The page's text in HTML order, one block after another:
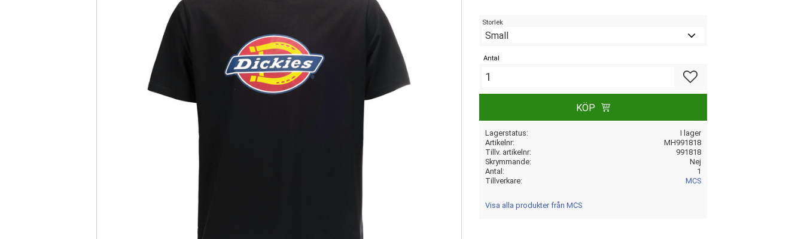
Storlek
Antal
KÖP
Lagerstatus
I lager
Artikelnr
MH991818
Tillv. artikelnr
991818
Skrymmande
Nej
Antal
1
Tillverkare
MCS
Visa alla produkter från MCS